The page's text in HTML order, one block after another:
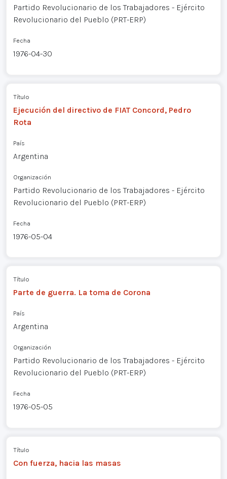
Partido Revolucionario de los Trabajadores - Ejército
Revolucionario del Pueblo (PRT-ERP)
Fecha
1976-04-30
Título
Ejecución del directivo de FIAT Concord, Pedro
Rota
País
Argentina
Organización
Partido Revolucionario de los Trabajadores - Ejército
Revolucionario del Pueblo (PRT-ERP)
Fecha
1976-05-04
Título
Parte de guerra. La toma de Corona
País
Argentina
Organización
Partido Revolucionario de los Trabajadores - Ejército
Revolucionario del Pueblo (PRT-ERP)
Fecha
1976-05-05
Título
Con fuerza, hacia las masas